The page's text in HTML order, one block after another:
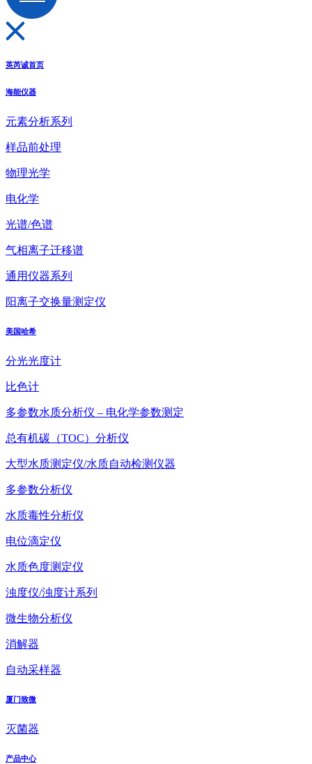
英芮诚首页
海能仪器
元素分析系列
样品前处理
物理光学
电化学
光谱/色谱
气相离子迁移谱
通用仪器系列
阳离子交换量测定仪
美国哈希
分光光度计
比色计
多参数水质分析仪 – 电化学参数测定
总有机碳（TOC）分析仪
大型水质测定仪/水质自动检测仪器
多参数分析仪
水质毒性分析仪
电位滴定仪
水质色度测定仪
浊度仪/浊度计系列
微生物分析仪
消解器
自动采样器
厦门致微
灭菌器
产品中心